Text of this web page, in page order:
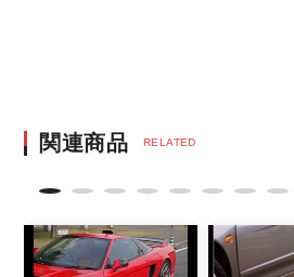
決済後の正式注文後のキャン
て
・決済後の正式注文後のキ
不可となりますので、商品
違い無いようお願い致しま
関連商品 RELATED